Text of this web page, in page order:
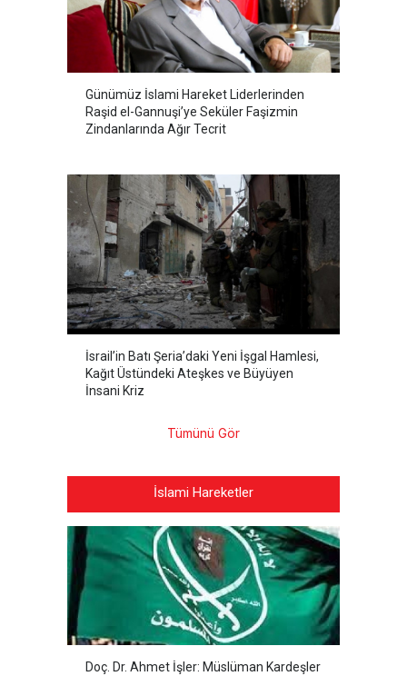
Günümüz İslami Hareket Liderlerinden
Raşid el-Gannuşi’ye Seküler Faşizmin
Zindanlarında Ağır Tecrit
İsrail’in Batı Şeria’daki Yeni İşgal Hamlesi,
Kağıt Üstündeki Ateşkes ve Büyüyen
İnsani Kriz
Tümünü Gör
İslami Hareketler
Doç. Dr. Ahmet İşler: Müslüman Kardeşler